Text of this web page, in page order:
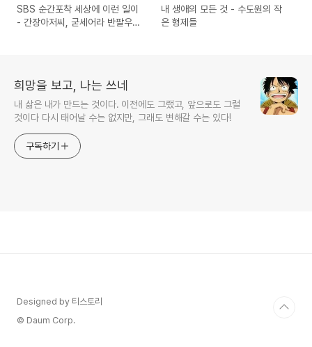
SBS 순간포착 세상에 이런 일이
- 간장아저씨, 굳세어라 반팔우먼,
내 생애의 모든 것 - 수도원의 작
은 형제들
희망을 보고, 나는 쓰네
내 삶은 내가 만드는 것이다. 이전에도 그랬고, 앞으로도 그럴
것이다 다시 태어날 수는 없지만, 그래도 변해갈 수는 있다!
구독하기
Designed by 티스토리
© Daum Corp.